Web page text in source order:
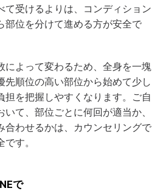
て受けるよりは、コンディション
部位を分けて進める方が安全で
によって変わるため、全身を一塊
先順位の高い部位から始めて少し
担を把握しやすくなります。ご自
て、部位ごとに何回が適当か、
合わせるかは、カウンセリングで
す。
で